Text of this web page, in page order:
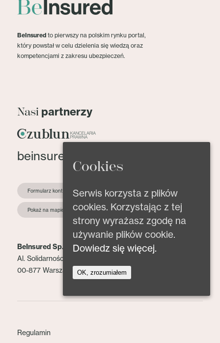
BeInsured to pierwszy na polskim rynku portal,
który powstał w celu dzielenia się wiedzą oraz
kompetencjami z zakresu ubezpieczeń.
Nasi partnerzy
beinsured@beinsured.pl
Formularz kontaktowy
Pokaż na mapie
BeInsured Sp. z o.o.
Al. Solidarności 153 lok. 2
00-877 Warszawa
Regulamin
Cookies
Serwis korzysta z plików
cookies. Korzystając z tej
strony wyrażasz zgodę na
używanie plików cookie.
Dowiedz się więcej.
OK, zrozumiałem